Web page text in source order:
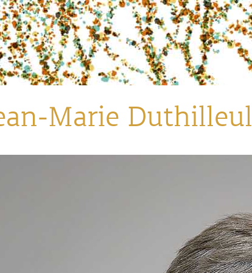
Marie Duthilleul